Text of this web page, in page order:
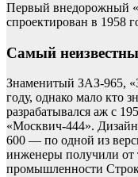
Первый внедорожный
спроектирован в 1958
Самый
Знаменитый ЗАЗ-965,
году, однако мало кто
разрабатывался аж с
«Москвич-444».
600 — по одной из
инженеры получили от
промышленности